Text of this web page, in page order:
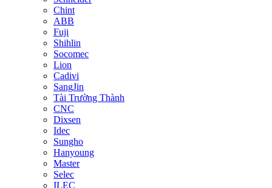
Chint
ABB
Fuji
Shihlin
Socomec
Lion
Cadivi
SangJin
Tài Trường Thành
CNC
Dixsen
Idec
Sungho
Hanyoung
Master
Selec
ILEC